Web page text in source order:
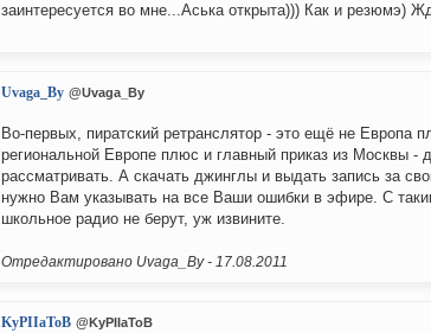
заинтересуется во мне...Аська открыта))) Как и резюмэ)
Uvaga_By @Uvaga_By
Во-первых, пиратский ретранслятор - это ещё не Европа
региональной Европе плюс и главный приказ из Москвы -
рассматривать. А скачать джинглы и выдать запись за
нужно Вам указывать на все Ваши ошибки в эфире. С
школьное радио не берут, уж извините.
Отредактировано Uvaga_By - 17.08.2011
KyPIIaToB @KyPIIaToB